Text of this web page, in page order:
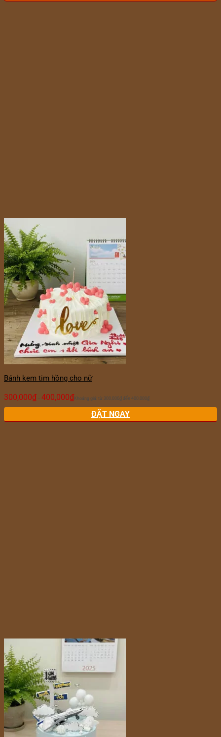
Bánh kem tim hồng cho nữ
300,000₫ – 400,000₫ Khoảng giá: từ 300,000₫ đến 400,000₫
ĐẶT NGAY